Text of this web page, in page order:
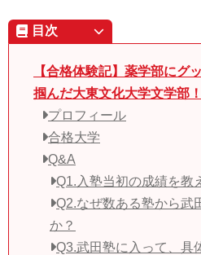
目次
【合格体験記】薬学部にグ
掴んだ大東文化大学文学部
プロフィール
合格大学
Q&A
Q1.入塾当初の成績を教
Q2.なぜ数ある塾から武
か？
Q3.武田塾に入って、具